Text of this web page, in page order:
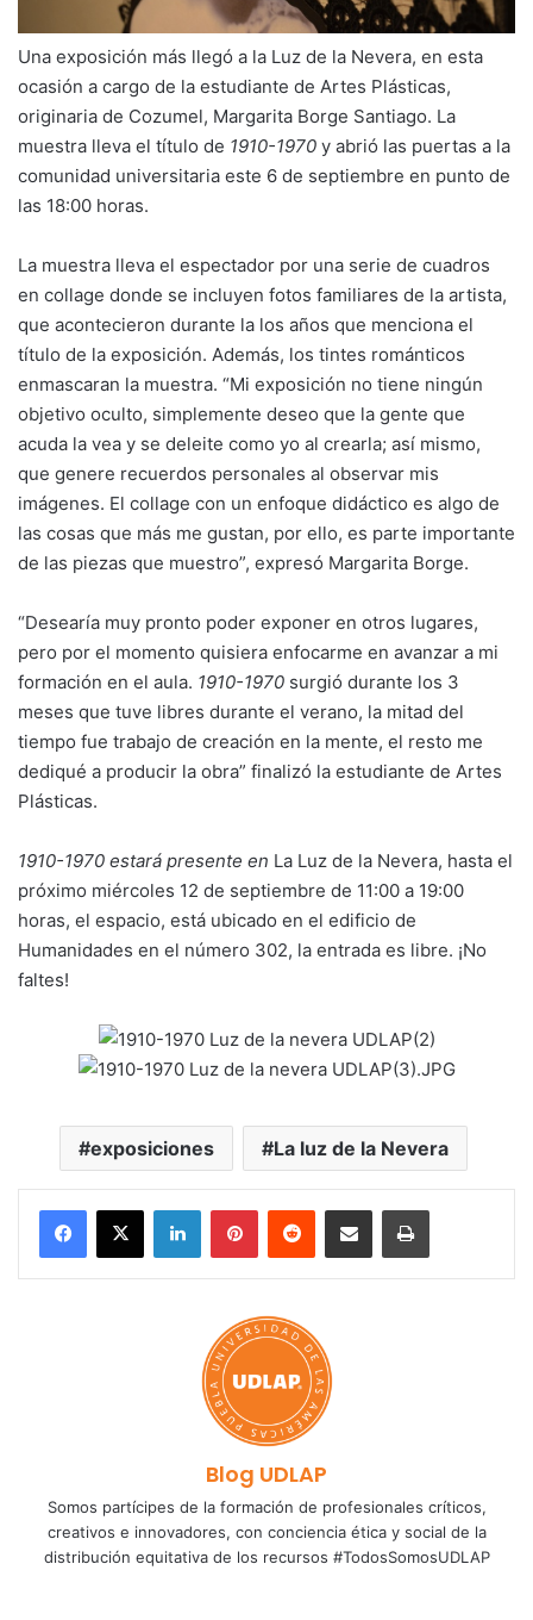
Una exposición más llegó a la Luz de la Nevera, en esta
ocasión a cargo de la estudiante de Artes Plásticas,
originaria de Cozumel, Margarita Borge Santiago. La
muestra lleva el título de 1910-1970 y abrió las puertas a la
comunidad universitaria este 6 de septiembre en punto de
las 18:00 horas.
La muestra lleva el espectador por una serie de cuadros
en collage donde se incluyen fotos familiares de la artista,
que acontecieron durante la los años que menciona el
título de la exposición. Además, los tintes románticos
enmascaran la muestra. “Mi exposición no tiene ningún
objetivo oculto, simplemente deseo que la gente que
acuda la vea y se deleite como yo al crearla; así mismo,
que genere recuerdos personales al observar mis
imágenes. El collage con un enfoque didáctico es algo de
las cosas que más me gustan, por ello, es parte importante
de las piezas que muestro”, expresó Margarita Borge.
“Desearía muy pronto poder exponer en otros lugares,
pero por el momento quisiera enfocarme en avanzar a mi
formación en el aula. 1910-1970 surgió durante los 3
meses que tuve libres durante el verano, la mitad del
tiempo fue trabajo de creación en la mente, el resto me
dediqué a producir la obra” finalizó la estudiante de Artes
Plásticas.
1910-1970 estará presente en La Luz de la Nevera, hasta el
próximo miércoles 12 de septiembre de 11:00 a 19:00
horas, el espacio, está ubicado en el edificio de
Humanidades en el número 302, la entrada es libre. ¡No
faltes!
exposiciones La luz de la Nevera
LinkedInPinterestReddit Share via Email Print
Blog UDLAP
Somos partícipes de la formación de profesionales críticos,
creativos e innovadores, con conciencia ética y social de la
distribución equitativa de los recursos #TodosSomosUDLAP